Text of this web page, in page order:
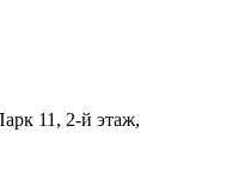
11, 2-й этаж,